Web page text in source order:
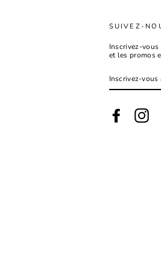
SUIVEZ-
Inscrivez-
et les promos
VOUS
NOTRE
Facebook